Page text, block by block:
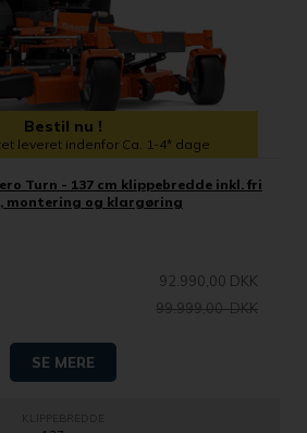
Bestil nu !
leveret indenfor Ca. 1-4* dage
Turn - 137 cm klippebredde inkl. fri
montering og klargøring
92.990,00 DKK
99.999,00 DKK
SE MERE